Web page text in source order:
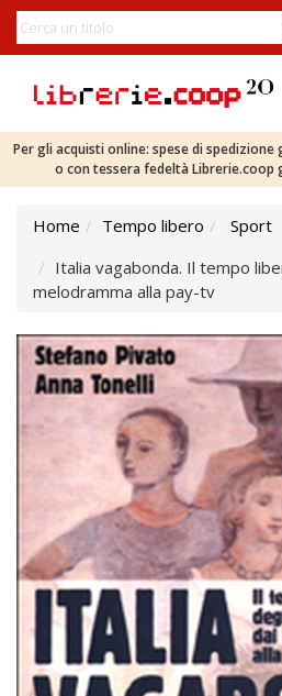
Per gli acquisti online: spese di spedizione
o con tessera fedeltà Librerie.coop
Home Tempo libero
Sport
Italia vagabonda. Il tempo
melodramma alla pay-tv